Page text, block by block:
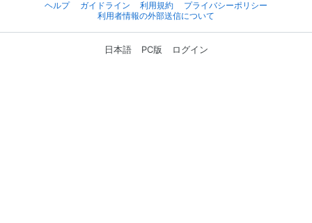
ヘルプ
ガイドライン 利用規約
プライバシーポリシー
利用者情報の外部送信について
日本語 PC版 ログイン